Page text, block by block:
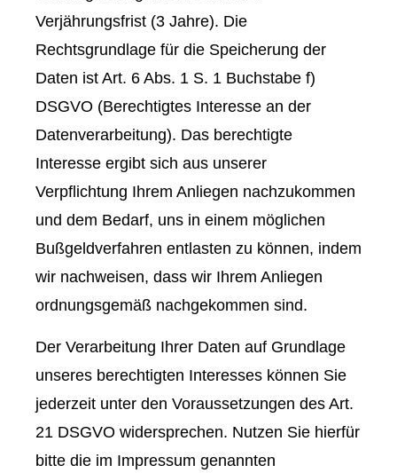
Verjährungsfrist (3 Jahre). Die
Rechtsgrundlage für die Speicherung der
Daten ist Art. 6 Abs. 1 S. 1 Buchstabe f)
DSGVO (Berechtigtes Interesse an der
Datenverarbeitung). Das berechtigte
Interesse ergibt sich aus unserer
Verpflichtung Ihrem Anliegen nachzukommen
und dem Bedarf, uns in einem möglichen
Bußgeldverfahren entlasten zu können, indem
wir nachweisen, dass wir Ihrem Anliegen
ordnungsgemäß nachgekommen sind.
Der Verarbeitung Ihrer Daten auf Grundlage
unseres berechtigten Interesses können Sie
jederzeit unter den Voraussetzungen des Art.
21 DSGVO widersprechen. Nutzen Sie hierfür
bitte die im Impressum genannten